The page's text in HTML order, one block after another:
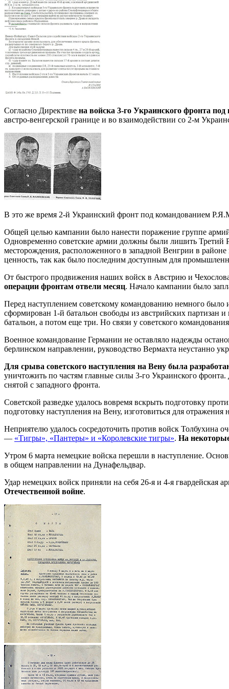
Согласно Директиве на войска 3-го Украинского фронта
австро-венгерской границе и во взаимодействии со 2-м
В это же время 2-й Украинский фронт под командованием
Общей целью кампании было нанести поражение группе
Одновременно советские армии должны были лишить Третий
месторождения, расположенного в западной Венгрии в
ценность, так как было последним доступным для
От быстрого продвижения наших войск в Австрию и
операции фронтам отвели месяц. Начало кампании было
Перед наступлением советскому командованию немного было
сформирован 1-й батальон свободы из австрийских партизан
батальон, а потом еще три. Но связи у советского
Военное командование Германии не оставляло надежды
берлинском направлении, руководство Вермахта неустанно
Для срыва советского наступления на Вену была
уничтожить по частям главные силы 3-го Украинского
снятой с западного фронта.
Советской разведке удалось вовремя вскрыть подготовку
подготовку наступления на Вену, изготовиться для отражения
Неприятелю удалось сосредоточить против войск Толбухина
— «Тигры», «Пантеры» и «Королевские тигры». На
Утром 6 марта немецкие войска перешли в наступление.
в общем направлении на Дунафельдвар.
Удар немецких войск приняли на себя 26-я и 4-я
Отечественной войне.